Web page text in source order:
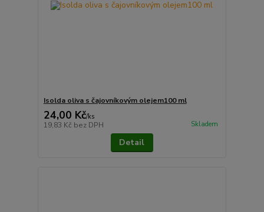
Isolda oliva s čajovníkovým olejem100 ml
24,00 Kč/ks
19,83 Kč bez DPH Skladem
Detail